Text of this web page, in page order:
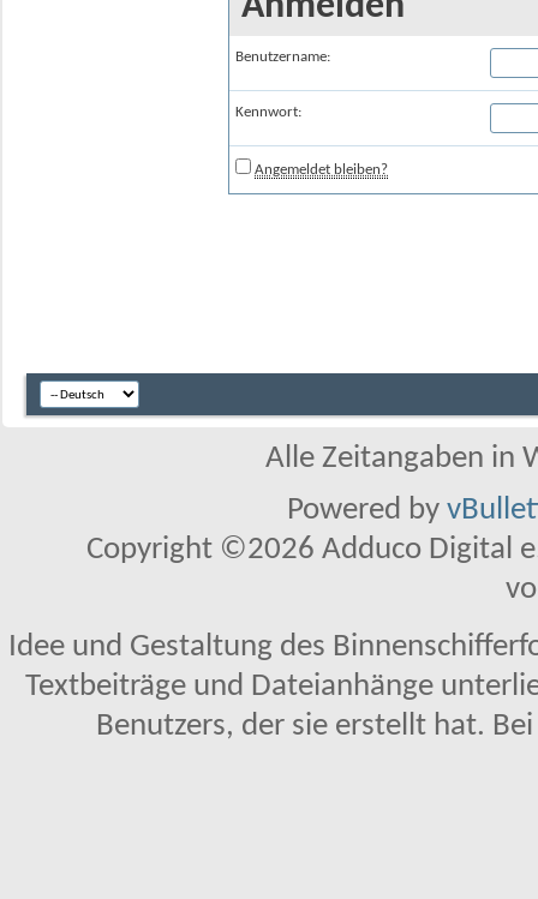
Benutzername:
Kennwort:
Angemeldet bleiben?
Alle Zeitangaben in
Powered by
Copyright ©2026 Adduco Digital
Idee und Gestaltung des
Textbeiträge und Dateianhänge
Benutzers, der sie erstellt hat.